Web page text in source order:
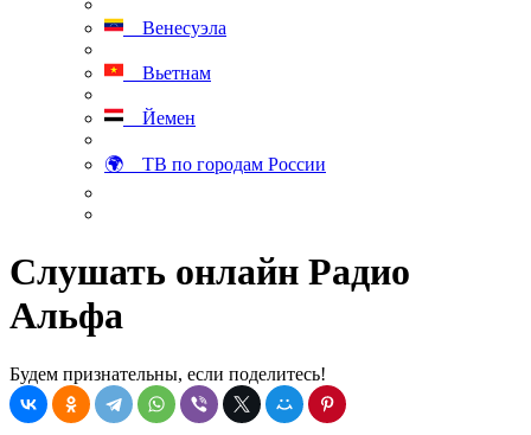
Венесуэла
Вьетнам
Йемен
🌍 ТВ по городам России
Слушать онлайн Радио
Альфа
Будем признательны, если поделитесь!